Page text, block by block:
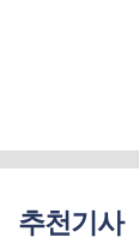
추천기사